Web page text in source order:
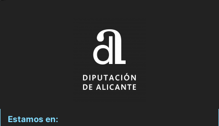
Estamos en: